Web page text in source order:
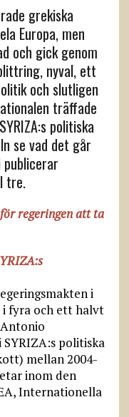
grekiska
Europa, men
och gick genom
nyval, ett
och slutligen
träffade
politiska
se vad det går
tre.
regeringen att ta
i
fyra och ett halvt
politiska
mellan 2004-
inom den
Internationella